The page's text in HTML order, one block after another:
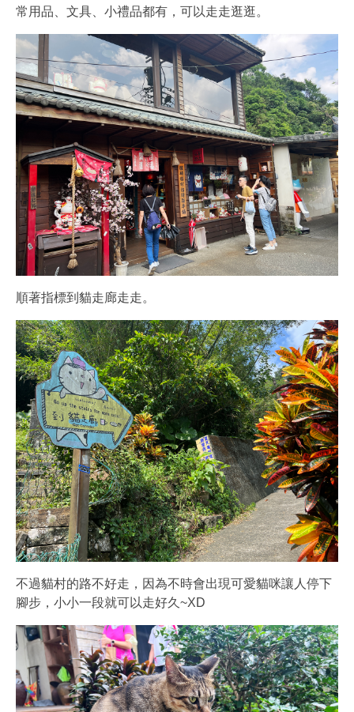
常用品、文具、小禮品都有，可以走走逛逛。
順著指標到貓走廊走走。
不過貓村的路不好走，因為不時會出現可愛貓咪讓人停下
腳步，小小一段就可以走好久~XD